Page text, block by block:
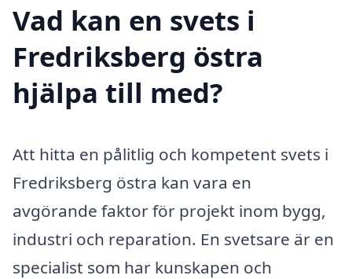
Vad kan en svets i
Fredriksberg östra
hjälpa till med?
Att hitta en pålitlig och kompetent svets i
Fredriksberg östra kan vara en
avgörande faktor för projekt inom bygg,
industri och reparation. En svetsare är en
specialist som har kunskapen och